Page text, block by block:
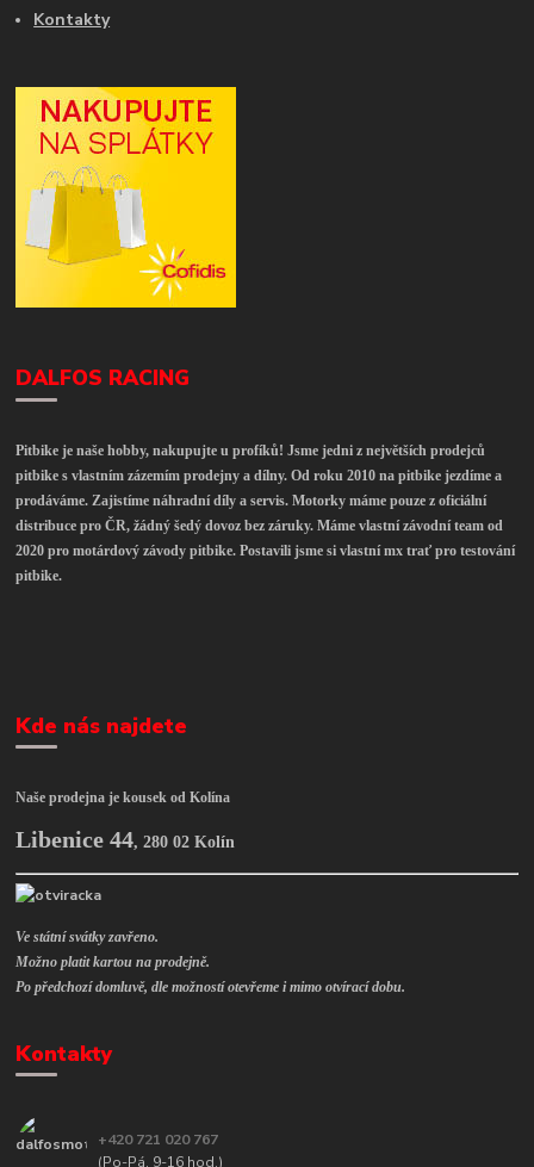
Kontakty
DALFOS RACING
Pitbike je naše hobby, nakupujte u profíků! Jsme jedni z největších prodejců
pitbike s vlastním zázemím prodejny a dílny. Od roku 2010 na pitbike jezdíme a
prodáváme. Zajistíme náhradní díly a servis. Motorky máme pouze z oficiální
distribuce pro ČR, žádný šedý dovoz bez záruky. Máme vlastní závodní team od
2020 pro motárdový závody pitbike. Postavili jsme si vlastní mx trať pro testování
pitbike.
Kde nás najdete
Naše prodejna je kousek od Kolína
Libenice 44,280 02 Kolín
Ve státní svátky zavřeno.
Možno platit kartou na prodejně.
Po předchozí domluvě, dle možností otevřeme i mimo otvírací dobu.
Kontakty
+420 721 020 767
(Po-Pá, 9-16 hod.)